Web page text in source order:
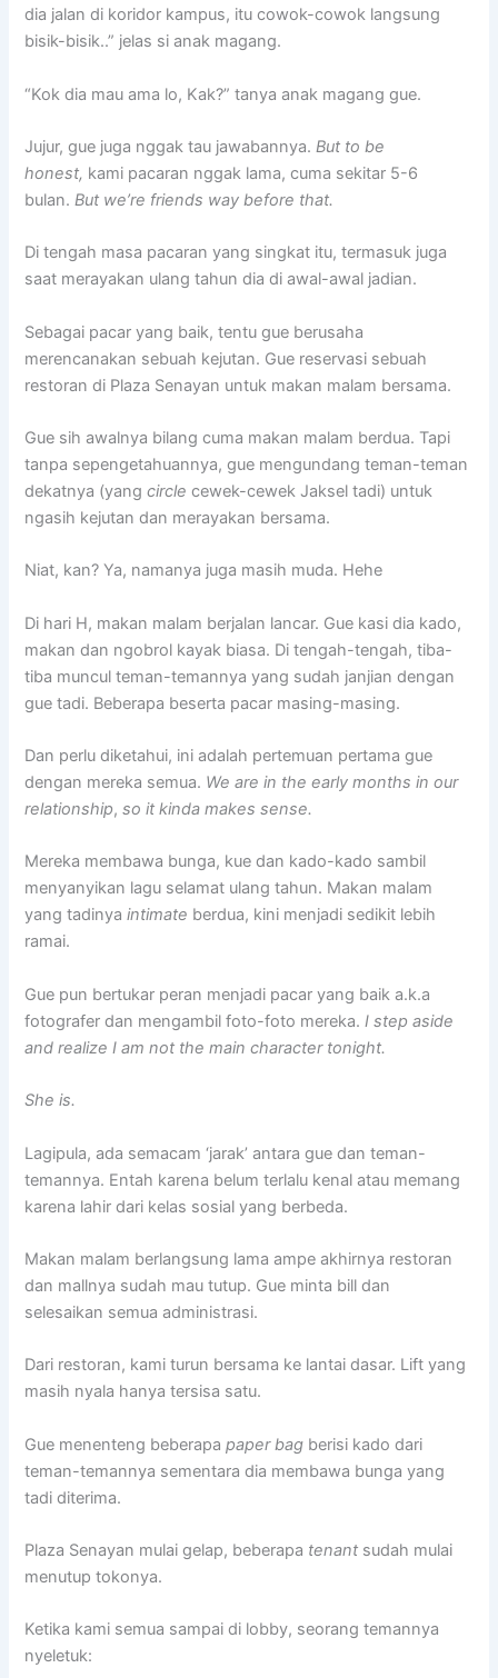
dia jalan di koridor kampus, itu cowok-cowok langsung
bisik-bisik..” jelas si anak magang.
“Kok dia mau ama lo, Kak?” tanya anak magang gue.
Jujur, gue juga nggak tau jawabannya.But to be
honest, kami pacaran nggak lama, cuma sekitar 5-6
bulan.But we’re friends way before that.
Di tengah masa pacaran yang singkat itu, termasuk juga
saat merayakan ulang tahun dia di awal-awal jadian.
Sebagai pacar yang baik, tentu gue berusaha
merencanakan sebuah kejutan. Gue reservasi sebuah
restoran di Plaza Senayan untuk makan malam bersama.
Gue sih awalnya bilang cuma makan malam berdua. Tapi
tanpa sepengetahuannya, gue mengundang teman-teman
dekatnya (yangcircle cewek-cewek Jaksel tadi) untuk
ngasih kejutan dan merayakan bersama.
Niat, kan? Ya, namanya juga masih muda. Hehe
Di hari H, makan malam berjalan lancar. Gue kasi dia kado,
makan dan ngobrol kayak biasa. Di tengah-tengah, tiba-
tiba muncul teman-temannya yang sudah janjian dengan
gue tadi. Beberapa beserta pacar masing-masing.
Dan perlu diketahui, ini adalah pertemuan pertama gue
dengan mereka semua. We are in the early months in our
relationship, so it kinda makes sense.
Mereka membawa bunga, kue dan kado-kado sambil
menyanyikan lagu selamat ulang tahun. Makan malam
yang tadinyaintimate berdua, kini menjadi sedikit lebih
ramai.
Gue pun bertukar peran menjadi pacar yang baik a.k.a
fotografer dan mengambil foto-foto mereka.I step aside
and realize I am not the main character tonight.
She is.
Lagipula, ada semacam ‘jarak’ antara gue dan teman-
temannya. Entah karena belum terlalu kenal atau memang
karena lahir dari kelas sosial yang berbeda.
Makan malam berlangsung lama ampe akhirnya restoran
dan mallnya sudah mau tutup. Gue minta bill dan
selesaikan semua administrasi.
Dari restoran, kami turun bersama ke lantai dasar. Lift yang
masih nyala hanya tersisa satu.
Gue menenteng beberapapaper bag berisi kado dari
teman-temannya sementara dia membawa bunga yang
tadi diterima.
Plaza Senayan mulai gelap, beberapa tenant sudah mulai
menutup tokonya.
Ketika kami semua sampai di lobby, seorang temannya
nyeletuk: